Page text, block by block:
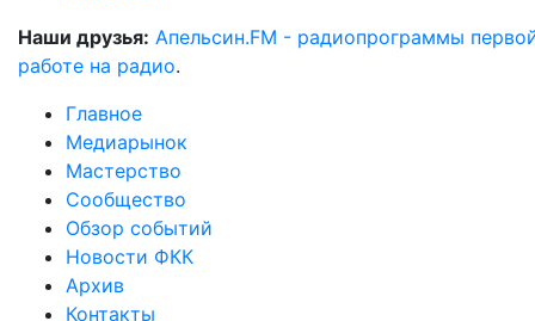
Наши друзья: Апельсин.FM - радиопрограммы
работе на радио.
Главное
Медиарынок
Мастерство
Сообщество
Обзор событий
Новости ФКК
Архив
Контакты